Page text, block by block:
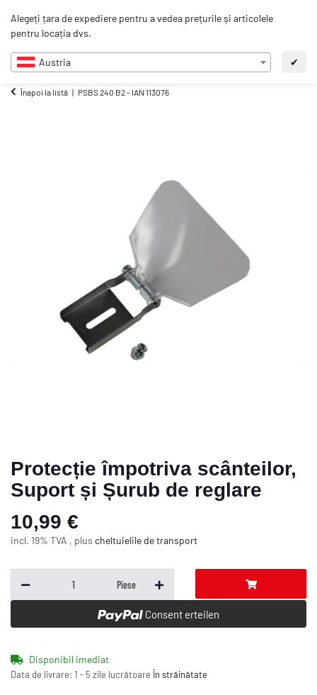
Alegeți țara de expediere pentru a vedea prețurile și articolele
pentru locația dvs.
Austria ✔
RO
Înapoi la listă PSBS 240 B2 - IAN 113076
Protecție împotriva scânteilor,
Suport și Șurub de reglare
10,99 €
incl. 19% TVA , plus cheltuielile de transport
Piese
Consent erteilen
Disponibil imediat
Data de livrare: 1 - 5 zile lucrătoare În străinătate